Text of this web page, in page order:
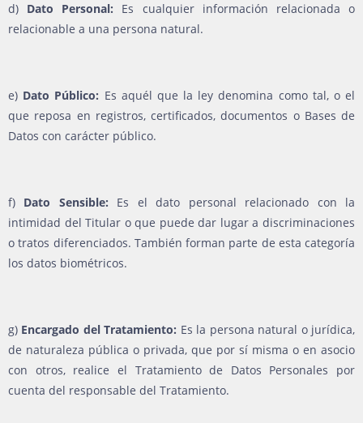
d) Dato Personal: Es cualquier información relacionada o
relacionable a una persona natural.
e) Dato Público: Es aquél que la ley denomina como tal, o el
que reposa en registros, certificados, documentos o Bases de
Datos con carácter público.
f) Dato Sensible: Es el dato personal relacionado con la
intimidad del Titular o que puede dar lugar a discriminaciones
o tratos diferenciados. También forman parte de esta categoría
los datos biométricos.
g) Encargado del Tratamiento: Es la persona natural o jurídica,
de naturaleza pública o privada, que por sí misma o en asocio
con otros, realice el Tratamiento de Datos Personales por
cuenta del responsable del Tratamiento.